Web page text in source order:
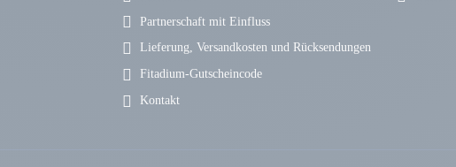
Partnerschaft mit Einfluss
Lieferung, Versandkosten und Rücksendungen
Fitadium-Gutscheincode
Kontakt